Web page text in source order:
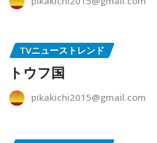
TVニューストレンド
トウフ国
pikakichi2015@gmail.com